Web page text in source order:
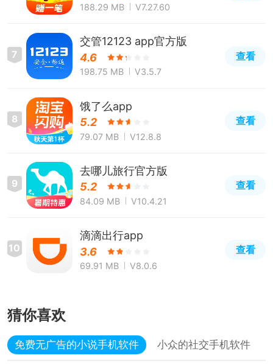
188.29 MB V7.27.60
7
交管12123 app官方版
4.6
198.75 MB V3.5.7
查看
8
饿了么app
5.2
79.07 MB V12.8.8
查看
9
去哪儿旅行官方版
5.2
84.09 MB V10.4.21
查看
10
滴滴出行app
3.6
69.91 MB V8.0.6
查看
猜你喜欢
免费无广告的小说手机软件 小众的社交手机软件